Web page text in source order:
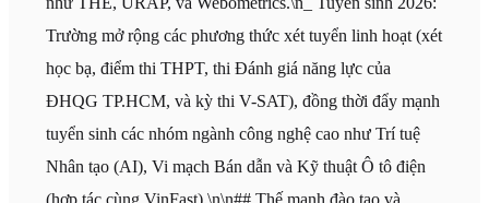
Trường mở rộng các phương thức xét tuyển linh hoạt (xét
học bạ, điểm thi THPT, thi Đánh giá năng lực của
ĐHQG TP.HCM, và kỳ thi V-SAT), đồng thời đẩy mạnh
tuyển sinh các nhóm ngành công nghệ cao như Trí tuệ
Nhân tạo (AI), Vi mạch Bán dẫn và Kỹ thuật Ô tô điện
(hợp tác cùng VinFast).\n\n## Thế mạnh đào tạo và